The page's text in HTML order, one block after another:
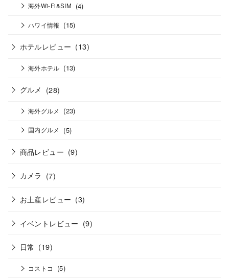
海外Wi-Fi&SIM (4)
ハワイ情報 (15)
ホテルレビュー (13)
海外ホテル (13)
グルメ (28)
海外グルメ (23)
国内グルメ (5)
商品レビュー (9)
カメラ (7)
お土産レビュー (3)
イベントレビュー (9)
日常 (19)
コストコ (5)